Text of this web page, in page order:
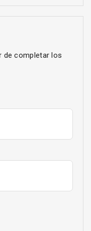
de completar los